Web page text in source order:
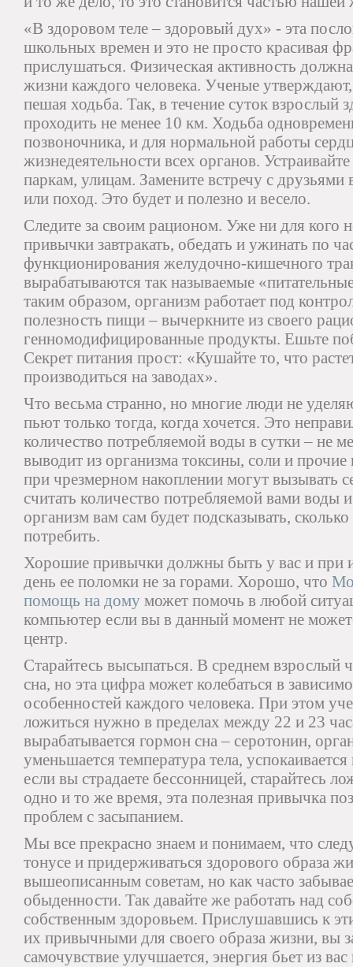
«В здоровом теле – здоровый дух» - эта
школьных времен и это не просто красивая
прислушаться. Физическая активность
жизни каждого человека. Ученые
пешая ходьба. Так, в течение суток взрослый
проходить не менее 10 км. Ходьба
позвоночника, и для нормальной работы
жизнедеятельности всех органов.
паркам, улицам. Замените встречу с
или поход. Это будет и полезно и весело.
Следите за своим рационом. Уже ни для кого
привычки завтракать, обедать и ужинать по
функционирования желудочно-кишечного
вырабатываются так называемые
таким образом, организм работает под
полезность пищи – вычеркните из своего
генномодифицированные продукты. Ешьте
Секрет питания прост: «Кушайте то, что
производиться на заводах».
Что весьма странно, но многие люди не
пьют только тогда, когда хочется. Это
количество потребляемой воды в сутки – не
выводит из организма токсины, соли и
при чрезмерном накоплении могут вызывать
считать количество потребляемой вами воды
организм вам сам будет подсказывать,
потребить.
Хорошие привычки должны быть у вас и при
день ее поломки не за горами. Хорошо, что
помощь на дому может помочь в любой
компьютер если вы в данный момент не
центр.
Старайтесь высыпаться. В среднем взрослый
сна, но эта цифра может колебаться в
особенностей каждого человека. При этом
ложиться нужно в пределах между 22 и 23
вырабатывается гормон сна – серотонин,
уменьшается температура тела,
если вы страдаете бессонницей, старайтесь
одно и то же время, эта полезная привычка
проблем с засыпанием.
Мы все прекрасно знаем и понимаем, что
тонусе и придерживаться здорового образа
вышеописанным советам, но как часто
обыденности. Так давайте же работать над
собственным здоровьем. Прислушавшись к
их привычными для своего образа жизни, вы
самочувствие улучшается, энергия бьет из